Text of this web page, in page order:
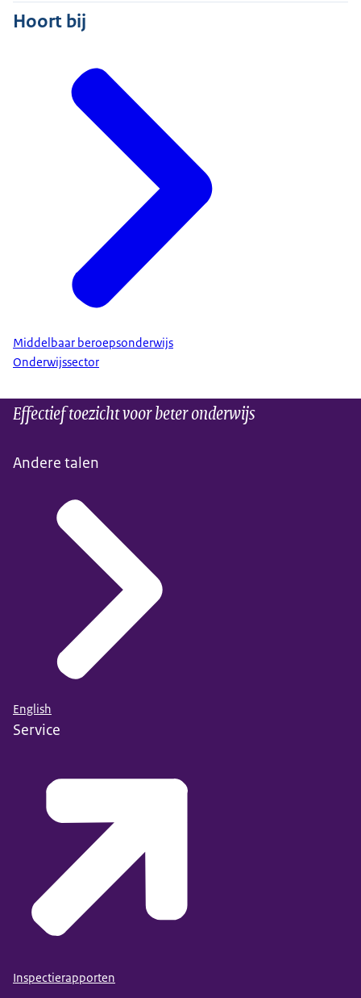
Hoort bij
Middelbaar beroepsonderwijs
Onderwijssector
Effectief toezicht voor beter onderwijs
Andere talen
English
Service
Inspectierapporten